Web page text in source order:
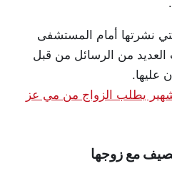
نشرتها أمام المستشفى
العديد من الرسائل من قبل
عليها.
يطلب الزواج من مي عز
مع زوجها